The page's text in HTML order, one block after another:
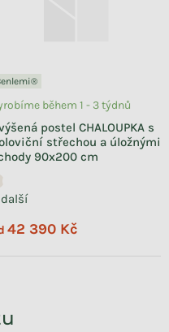
postel CHALOUPKA s
střechou a úložnými
90x200 cm
během 1 - 3 týdnů
42 390 Kč